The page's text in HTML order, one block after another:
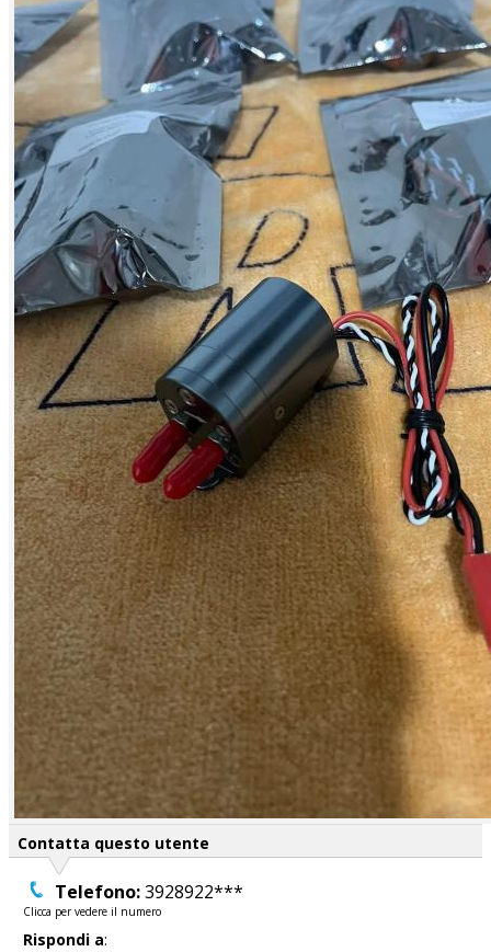
Contatta questo utente
Telefono:3928922***
Clicca per vedere il numero
Rispondi a: